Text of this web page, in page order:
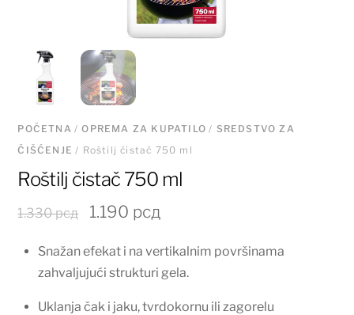
POČETNA/OPREMA ZA KUPATILO / SREDSTVO ZA
ČIŠĆENJE / Roštilj čistač 750 ml
Roštilj čistač 750 ml
1.330рсд
Originalna
je
bila:
1.190 рсдTrenutna
je:
1.190 рсд.
Snažan efekat i na vertikalnim površinama
zahvaljujući strukturi gela.
Uklanja čak i jaku, tvrdokornu ili zagorelu